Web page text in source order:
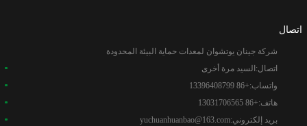
اتصال
شركة جينان يوتشوان لمعدات حماية البيئة المحدودة
اتصال: السيد مرة أخرى
واتساب:+86 13396408799
هاتف:+86 13031706565
بريد إلكتروني:yuchuanhuanbao@163.com